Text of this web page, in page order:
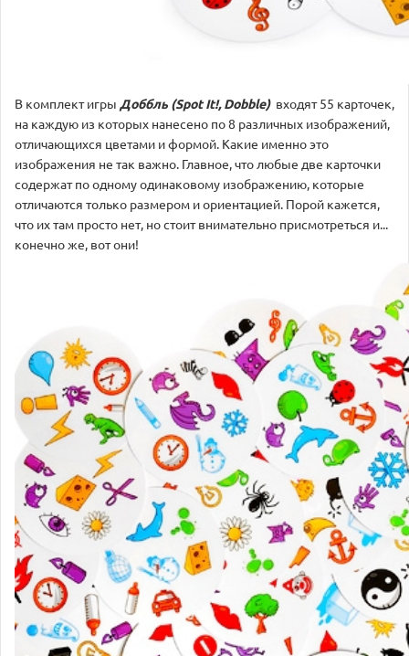
В комплект игры Доббль (Spot It!, Dobble)входят 55 карточек,
на каждую из которых нанесено по 8 различных изображений,
отличающихся цветами и формой. Какие именно это
изображения не так важно. Главное, что любые две карточки
содержат по одному одинаковому изображению, которые
отличаются только размером и ориентацией. Порой кажется,
что их там просто нет, но стоит внимательно присмотреться и...
конечно же, вот они!